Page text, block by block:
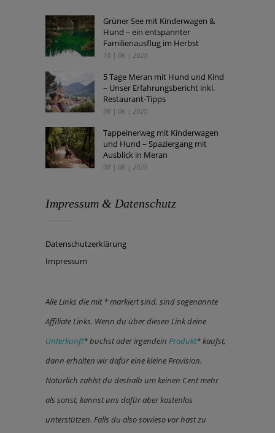
Grüner See mit Kinderwagen &
Hund – ein entspannter
Familienausflug im Herbst
18 | 06 | 2025
5 Tage Meran mit Hund und Kind
– Unser Erfahrungsbericht inkl.
Restaurant-Tipps
08 | 06 | 2025
Tappeinerweg mit Kinderwagen
und Hund – Spaziergang mit
Ausblick in Meran
08 | 06 | 2025
Impressum & Datenschutz
Datenschutzerklärung
Impressum
Alle Links die mit * markiert sind, sind sogenannte
Affiliate Links. Wenn du über diesen Link deine
Unterkunft* buchst oder irgendein Produkt* kaufst,
dann erhalten wir dafür eine kleine Provision.
Natürlich zahlst du deshalb um keinen Cent mehr
als sonst, kannst uns dafür aber kostenlos
unterstützen. Falls du also sowieso vor hast zu